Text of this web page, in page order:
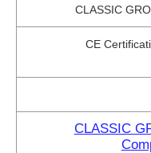
CLASSIC
CE
2025--CLASSIC